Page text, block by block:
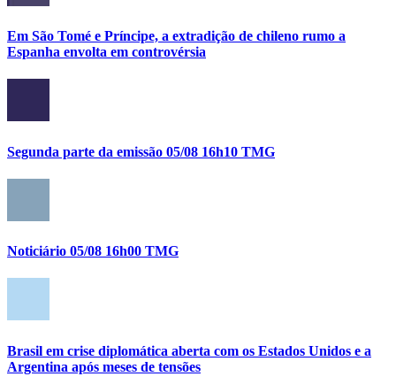
Em São Tomé e Príncipe, a extradição de chileno rumo a
Espanha envolta em controvérsia
Segunda parte da emissão 05/08 16h10 TMG
Noticiário 05/08 16h00 TMG
Brasil em crise diplomática aberta com os Estados Unidos e a
Argentina após meses de tensões